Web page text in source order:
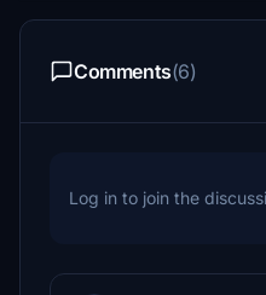
Comments(6)
Log in to join the